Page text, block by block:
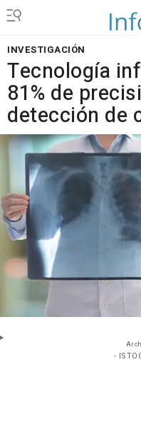
INVESTIGACIÓN
Tecnología
81% de
detección de
-